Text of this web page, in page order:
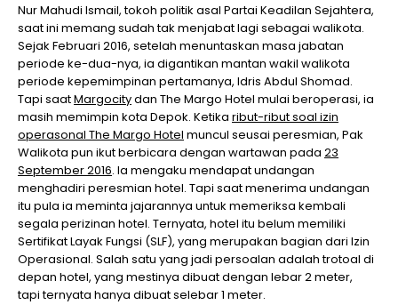
Nur Mahudi Ismail, tokoh politik asal Partai Keadilan Sejahtera,
saat ini memang sudah tak menjabat lagi sebagai walikota.
Sejak Februari 2016, setelah menuntaskan masa jabatan
periode ke-dua-nya, ia digantikan mantan wakil walikota
periode kepemimpinan pertamanya, Idris Abdul Shomad.
Tapi saatMargocitydan The Margo Hotel mulai beroperasi, ia
masih memimpin kota Depok. Ketika ribut-ribut soal izin
operasonal The Margo Hotel muncul seusai peresmian, Pak
Walikota pun ikut berbicara dengan wartawan pada 23
September 2016. Ia mengaku mendapat undangan
menghadiri peresmian hotel. Tapi saat menerima undangan
itu pula ia meminta jajarannya untuk memeriksa kembali
segala perizinan hotel. Ternyata, hotel itu belum memiliki
Sertifikat Layak Fungsi (SLF), yang merupakan bagian dari Izin
Operasional. Salah satu yang jadi persoalan adalah trotoal di
depan hotel, yang mestinya dibuat dengan lebar 2 meter,
tapi ternyata hanya dibuat selebar 1 meter.